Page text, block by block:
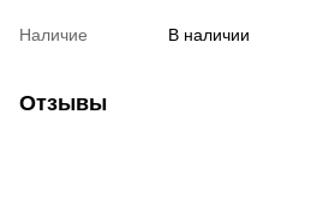
Наличие В наличии
Отзывы